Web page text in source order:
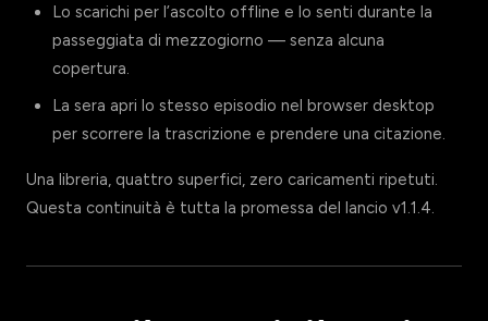
Lo scarichi per l’ascolto offline e lo senti durante la
passeggiata di mezzogiorno — senza alcuna
copertura.
La sera apri lo stesso episodio nel browser desktop
per scorrere la trascrizione e prendere una citazione.
Una libreria, quattro superfici, zero caricamenti ripetuti.
Questa continuità è tutta la promessa del lancio v1.1.4.